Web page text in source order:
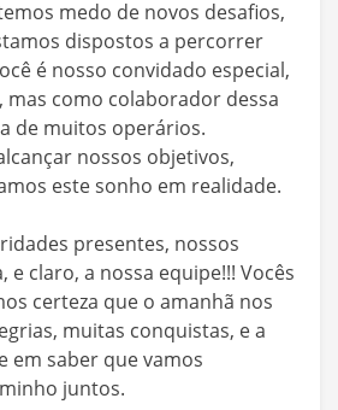
medo de novos desafios,
dispostos a percorrer
é nosso convidado especial,
mas como colaborador dessa
de muitos operários.
nossos objetivos,
este sonho em realidade.
presentes, nossos
e claro, a nossa equipe!!! Vocês
certeza que o amanhã nos
muitas conquistas, e a
em saber que vamos
juntos.